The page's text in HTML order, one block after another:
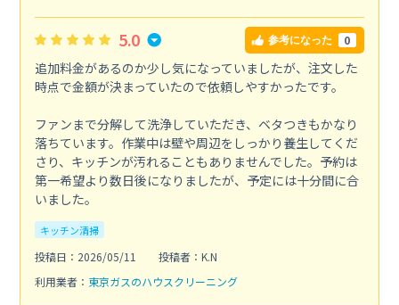
5.0 参考になった 0
追加料金があるのか少し気になっていましたが、注文した
時点で金額が決まっていたので依頼しやすかったです。
ファンまで分解して洗浄していただき、ベタつきもかなり
落ちています。作業中は壁や周辺をしっかり養生してくだ
さり、キッチンが汚れることもありませんでした。予約は
第一希望より数日後になりましたが、予定には十分間に合
いました。
キッチン清掃
投稿日：2026/05/11
投稿者：K.N
利用業者： 東京ガスのハウスクリーニング